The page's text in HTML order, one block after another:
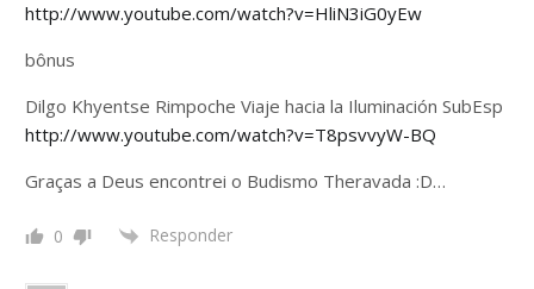
http://www.youtube.com/watch?v=HliN3iG0yEw
bônus
Dilgo Khyentse Rimpoche Viaje hacia la Iluminación SubEsp
http://www.youtube.com/watch?v=T8psvvyW-BQ
Graças a Deus encontrei o Budismo Theravada :D…
0 Responder